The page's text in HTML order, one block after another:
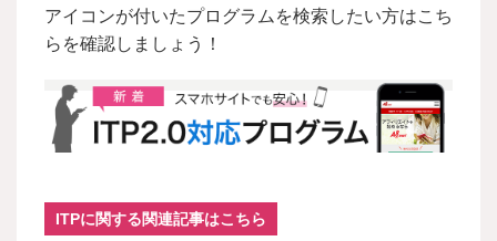
アイコンが付いたプログラムを検索したい方はこち
らを確認しましょう！
ITPに関する関連記事はこちら